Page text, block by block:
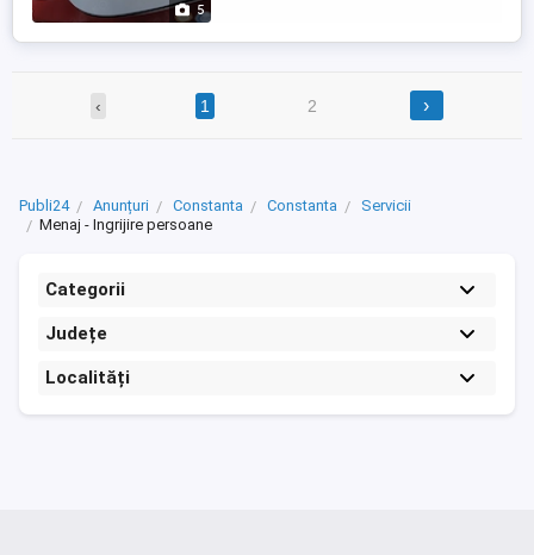
5
‹ 1 2 ›
Publi24 Anunțuri Constanta Constanta
Servicii
Menaj - Ingrijire persoane
Categorii
Județe
Localități